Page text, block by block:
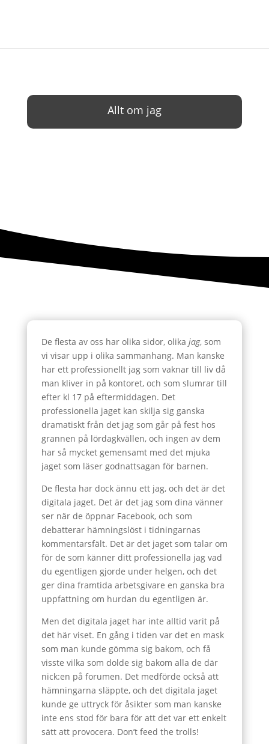
Allt om jag
De flesta av oss har olika sidor, olika jag, som
vi visar upp i olika sammanhang. Man kanske
har ett professionellt jag som vaknar till liv då
man kliver in på kontoret, och som slumrar till
efter kl 17 på eftermiddagen. Det
professionella jaget kan skilja sig ganska
dramatiskt från det jag som går på fest hos
grannen på lördagkvällen, och ingen av dem
har så mycket gemensamt med det mjuka
jaget som läser godnattsagan för barnen.
De flesta har dock ännu ett jag, och det är det
digitala jaget. Det är det jag som dina vänner
ser när de öppnar Facebook, och som
debatterar hämningslöst i tidningarnas
kommentarsfält. Det är det jaget som talar om
för de som känner ditt professionella jag vad
du egentligen gjorde under helgen, och det
ger dina framtida arbetsgivare en ganska bra
uppfattning om hurdan du egentligen är.
Men det digitala jaget har inte alltid varit på
det här viset. En gång i tiden var det en mask
som man kunde gömma sig bakom, och få
visste vilka som dolde sig bakom alla de där
nick:en på forumen. Det medförde också att
hämningarna släppte, och det digitala jaget
kunde ge uttryck för åsikter som man kanske
inte ens stod för bara för att det var ett enkelt
sätt att provocera. Don’t feed the trolls!